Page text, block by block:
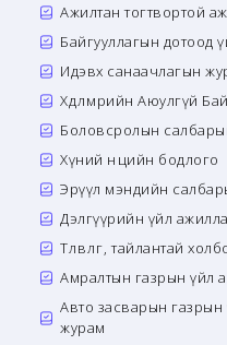
Ажилтан тогтвортой
Байгууллагын дотоод
Идэвх санаачлагын
Хөдөлмөрийн Аюулгүй
Боловсролын
Хүний нөөцийн бодлого
Эрүүл мэндийн
Дэлгүүрийн үйл
Төлөвлөгөө, тайлантай
Амралтын газрын үйл
Авто засварын газрын
журам